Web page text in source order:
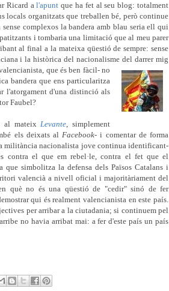
Ricard al'apunt que ha fet al seu blog: totalment
locals organitzats que treballen bé, però continue
complexos la bandera amb blau seria ell qui
i tombaria una limitació que al meu parer
al final a la mateixa qüestió de sempre: sense
i la històrica del nacionalisme del darrer mig
que és ben fàcil- no
bandera que ens particularitza
l'atorgament d'una distinció als
Faubel?
al mateixLevante, simplement
els deixats alFacebook- i comentar de forma
militància nacionalista jove continua identificant-
contra el que em rebel·le, contra el fet que el
que simbolitza la defensa dels Països Catalans i
valencià a nivell oficial i majoritàriament del
què no és una qüestió de "cedir" sinó de fer
qui és realment valencianista en este país.
per arribar a la ciutadania; si continuem pel
no havia arribat mai: a fer d'este país un país